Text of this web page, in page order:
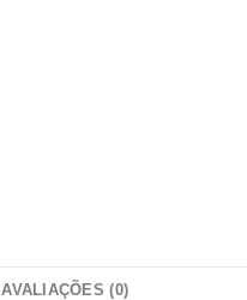
AVALIAÇÕES (0)